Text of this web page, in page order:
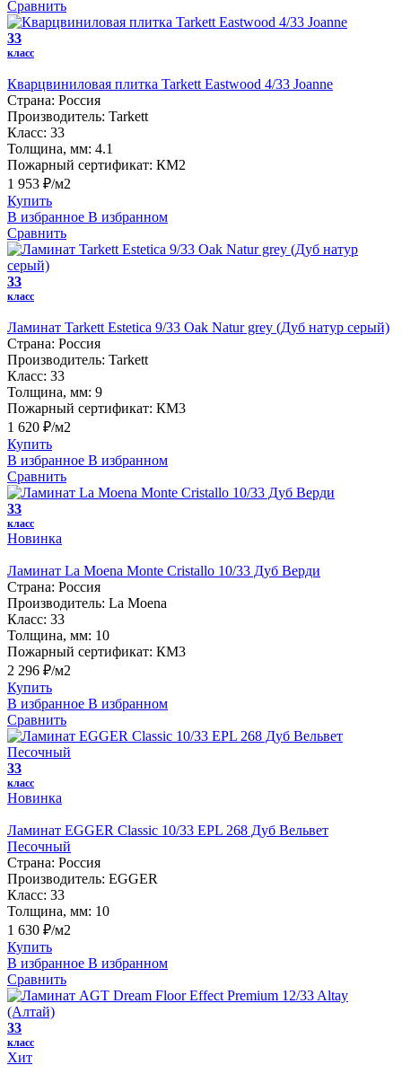
Сравнить
33
класс
Кварцвиниловая плитка Tarkett Eastwood 4/33 Joanne
Страна: Россия
Производитель: Tarkett
Класс: 33
Толщина, мм: 4.1
Пожарный сертификат: КМ2
1 953 ₽/м2
Купить
В избранное В избранном
Сравнить
33
класс
Ламинат Tarkett Estetica 9/33 Oak Natur grey (Дуб натур серый)
Страна: Россия
Производитель: Tarkett
Класс: 33
Толщина, мм: 9
Пожарный сертификат: КМ3
1 620 ₽/м2
Купить
В избранное В избранном
Сравнить
33
класс
Новинка
Ламинат La Moena Monte Cristallo 10/33 Дуб Верди
Страна: Россия
Производитель: La Moena
Класс: 33
Толщина, мм: 10
Пожарный сертификат: КМ3
2 296 ₽/м2
Купить
В избранное В избранном
Сравнить
33
класс
Новинка
Ламинат EGGER Classic 10/33 EPL 268 Дуб Вельвет
Песочный
Страна: Россия
Производитель: EGGER
Класс: 33
Толщина, мм: 10
1 630 ₽/м2
Купить
В избранное В избранном
Сравнить
33
класс
Хит